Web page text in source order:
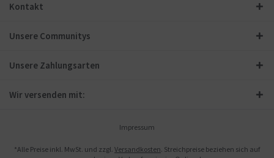
Kontakt
Unsere Communitys
Unsere Zahlungsarten
Wir versenden mit:
Impressum
*Alle Preise inkl. MwSt. und zzgl. Versandkosten. Streichpreise beziehen sich auf